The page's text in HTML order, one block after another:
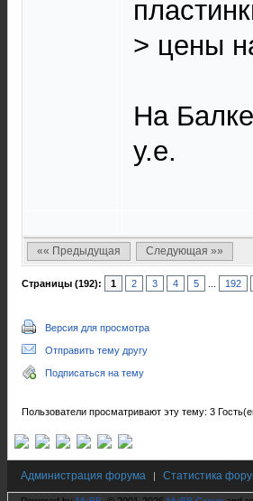
> цены
На
у.е.
«« Предыдущая Следующая »»
Страницы (192): 1 2 3 4 5 192
Версия для просмотра
Отправить тему другу
Подписаться на тему
Пользователи просматривают эту тему: 3
Администрация форума | Статистика